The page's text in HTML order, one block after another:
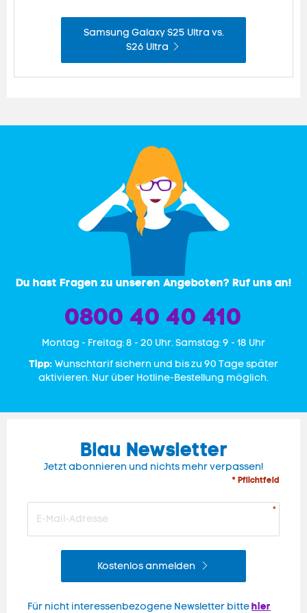
Samsung Galaxy S25 Ultra vs.
S26 Ultra
Du hast Fragen zu unseren Angeboten? Ruf uns an!
0800 40 40 410
Mon­tag - Freitag: 8 - 20 Uhr. Samstag: 9 - 18 Uhr
Tipp: Wunschtarif sichern und bis zu 90 Tage später
aktivieren. Nur über Hotline-Bestellung möglich.
Blau Newsletter
Jetzt abonnieren und nichts mehr verpassen!
* Pflichtfeld
Kostenlos anmelden
Für nicht interessenbezogene Newsletter bittehier